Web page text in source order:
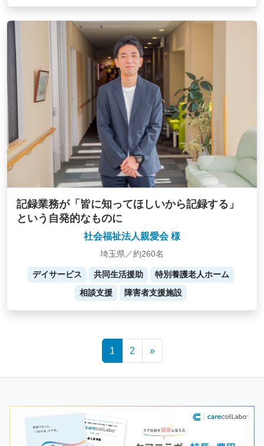
記録業務が「皆に知ってほしいから記録する」
という自発的なものに
社会福祉法人親愛会 様
埼玉県／約260名
デイサービス 共同生活援助
特別養護老人ホーム
相談支援
障害者支援施設
1 2 »